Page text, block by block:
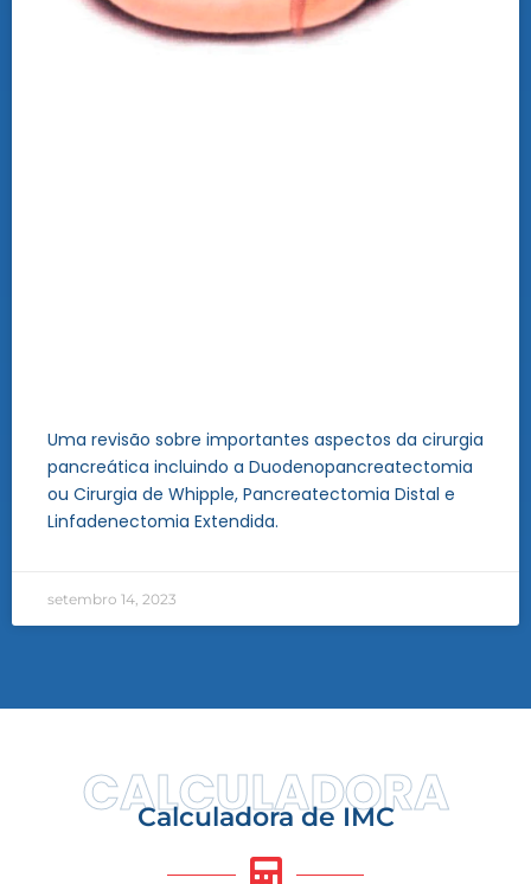
Uma revisão sobre importantes aspectos da cirurgia
pancreática incluindo a Duodenopancreatectomia
ou Cirurgia de Whipple, Pancreatectomia Distal e
Linfadenectomia Extendida.
setembro 14, 2023
CALCULADORA
Calculadora de IMC